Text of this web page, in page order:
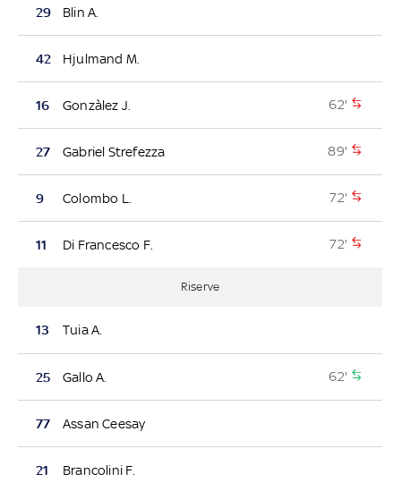
29 Blin A.
42 Hjulmand M.
16 Gonzàlez J. 62'
27 Gabriel Strefezza 89'
9 Colombo L. 72'
11 Di Francesco F. 72'
Riserve
13 Tuia A.
25 Gallo A. 62'
77 Assan Ceesay
21 Brancolini F.